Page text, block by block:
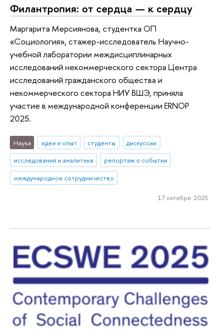
Филантропия: от сердца — к сердцу
Маргарита Мерсиянова, студентка ОП
«Социология», стажер-исследователь Научно-
учебной лаборатории междисциплинарных
исследований некоммерческого сектора Центра
исследований гражданского общества и
некоммерческого сектора НИУ ВШЭ, приняла
участие в международной конференции ERNOP
2025.
Наука идеи и опыт студенты
дискуссии
исследования и аналитика
репортаж о событии
международное сотрудничество
17 октября 2025